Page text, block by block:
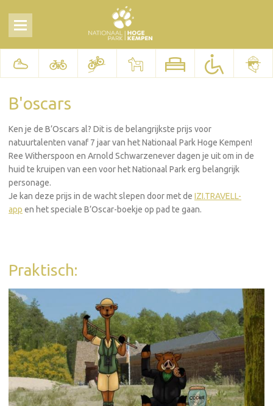
B'oscars
Ken je de B’Oscars al? Dit is de belangrijkste prijs voor
natuurtalenten vanaf 7 jaar van het Nationaal Park Hoge Kempen!
Ree Witherspoon en Arnold Schwarzenever dagen je uit om in de
huid te kruipen van een voor het Nationaal Park erg belangrijk
personage.
Je kan deze prijs in de wacht slepen door met de IZI.TRAVELL-
app en het speciale B’Oscar-boekje op pad te gaan.
Praktisch: